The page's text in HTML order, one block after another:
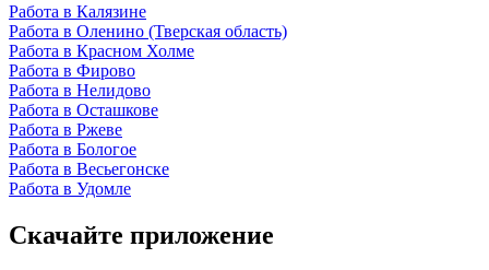
Работа в Калязине
Работа в Оленино (Тверская область)
Работа в Красном Холме
Работа в Фирово
Работа в Нелидово
Работа в Осташкове
Работа в Ржеве
Работа в Бологое
Работа в Весьегонске
Работа в Удомле
Скачайте приложение